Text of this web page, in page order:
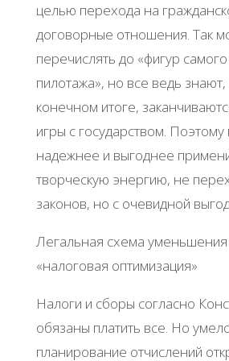
целью перехода на
договорные отношения. Так
перечислять до «фигур
пилотажа», но все ведь
конечном итоге,
игры с государством. Поэтому
надежнее и выгоднее
творческую энергию, не
законов, но с очевидной
Легальная схема уменьшения
«налоговая оптимизация»
Налоги и сборы согласно
обязаны платить все. Но
планирование отчислений